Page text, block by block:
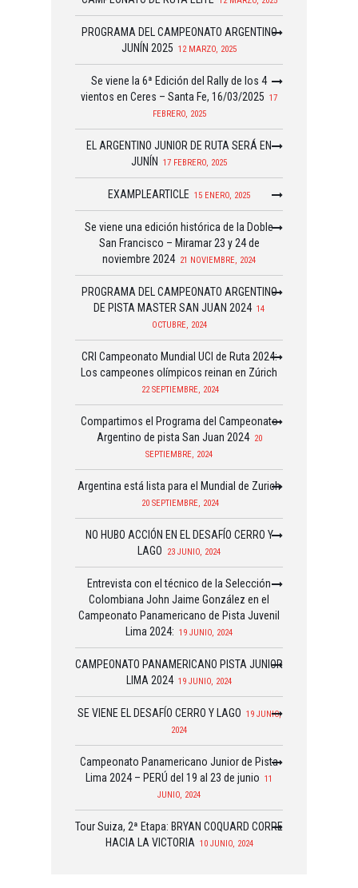
PROGRAMA DEL CAMPEONATO ARGENTINO
JUNÍN 2025 12 MARZO, 2025
Se viene la 6ª Edición del Rally de los 4
vientos en Ceres – Santa Fe, 16/03/2025 17
FEBRERO, 2025
EL ARGENTINO JUNIOR DE RUTA SERÁ EN
JUNÍN
17 FEBRERO, 2025
EXAMPLEARTICLE 15 ENERO, 2025
Se viene una edición histórica de la Doble
San Francisco – Miramar 23 y 24 de
noviembre 2024 21 NOVIEMBRE, 2024
PROGRAMA DEL CAMPEONATO ARGENTINO
DE PISTA MASTER SAN JUAN 2024 14
OCTUBRE, 2024
CRI Campeonato Mundial UCI de Ruta 2024:
Los campeones olímpicos reinan en Zúrich
22 SEPTIEMBRE, 2024
Compartimos el Programa del Campeonato
Argentino de pista San Juan 2024 20
SEPTIEMBRE, 2024
Argentina está lista para el Mundial de Zurich
20 SEPTIEMBRE, 2024
NO HUBO ACCIÓN EN EL DESAFÍO CERRO Y
LAGO
23 JUNIO, 2024
Entrevista con el técnico de la Selección
Colombiana John Jaime González en el
Campeonato Panamericano de Pista Juvenil
Lima 2024: 19 JUNIO, 2024
CAMPEONATO PANAMERICANO PISTA JUNIOR
LIMA 2024 19 JUNIO, 2024
SE VIENE EL DESAFÍO CERRO Y LAGO 19 JUNIO,
2024
Campeonato Panamericano Junior de Pista
Lima 2024 – PERÚ del 19 al 23 de junio 11
JUNIO, 2024
Tour Suiza, 2ª Etapa: BRYAN COQUARD CORRE
HACIA LA VICTORIA 10 JUNIO, 2024